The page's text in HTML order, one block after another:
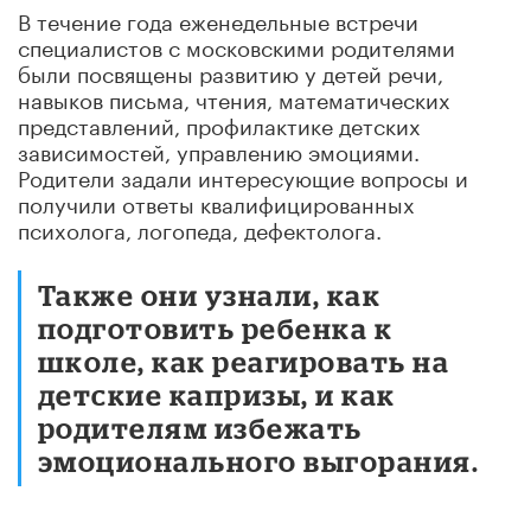
В течение года еженедельные встречи
специалистов с московскими родителями
были посвящены развитию у детей речи,
навыков письма, чтения, математических
представлений, профилактике детских
зависимостей, управлению эмоциями.
Родители задали интересующие вопросы и
получили ответы квалифицированных
психолога, логопеда, дефектолога.
Также они узнали, как
подготовить ребенка к
школе, как реагировать на
детские капризы, и как
родителям избежать
эмоционального выгорания.